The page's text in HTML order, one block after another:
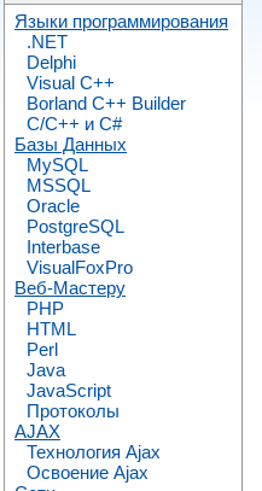
Языки программирования
.NET
Delphi
Visual C++
Borland C++ Builder
C/С++ и C#
Базы Данных
MySQL
MSSQL
Oracle
PostgreSQL
Interbase
VisualFoxPro
Веб-Мастеру
PHP
HTML
Perl
Java
JavaScript
Протоколы
AJAX
Технология Ajax
Освоение Ajax